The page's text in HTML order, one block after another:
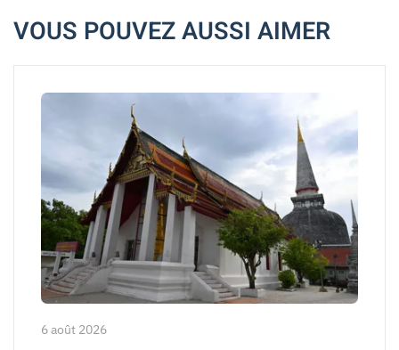
VOUS POUVEZ AUSSI AIMER
6 août 2026